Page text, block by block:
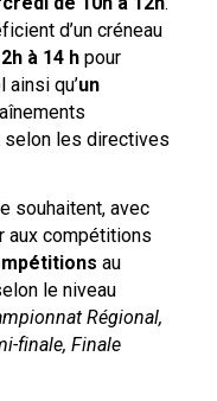
d’un créneau
à 14 h pour
ainsi qu’un
selon les directives
souhaitent, avec
aux compétitions
au
le niveau
Régional,
finale, Finale